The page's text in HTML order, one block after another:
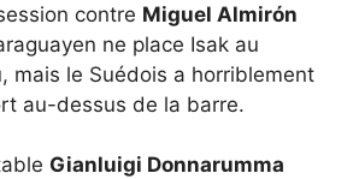
contre Miguel Almirón
ne place Isak au
mais le Suédois a horriblement
au-dessus de la barre.
Gianluigi Donnarumma